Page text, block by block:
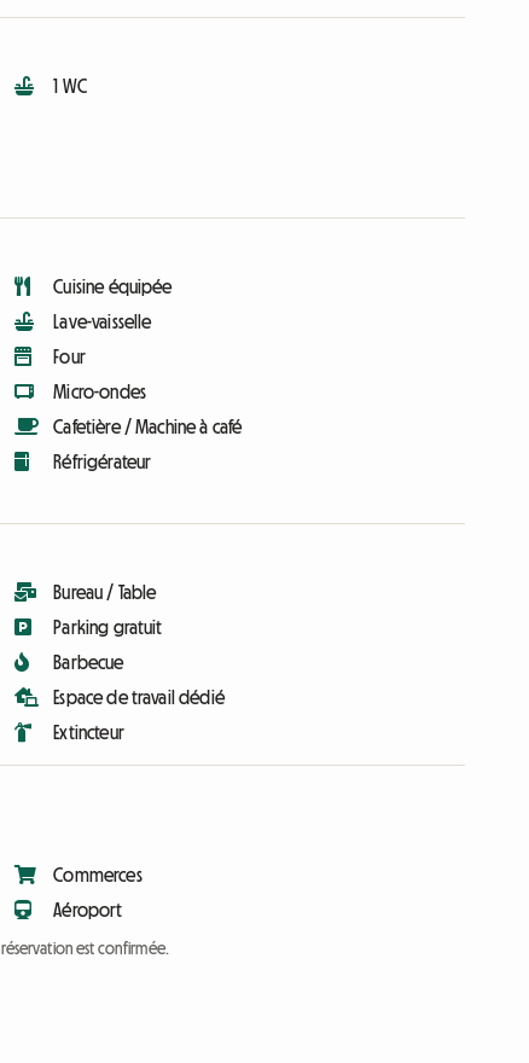
1 WC
Cuisine équipée
Lave-vaisselle
Four
Micro-ondes
Cafetière / Machine à café
Réfrigérateur
Bureau / Table
Parking gratuit
Barbecue
Espace de travail dédié
Extincteur
Commerces
Aéroport
est confirmée.